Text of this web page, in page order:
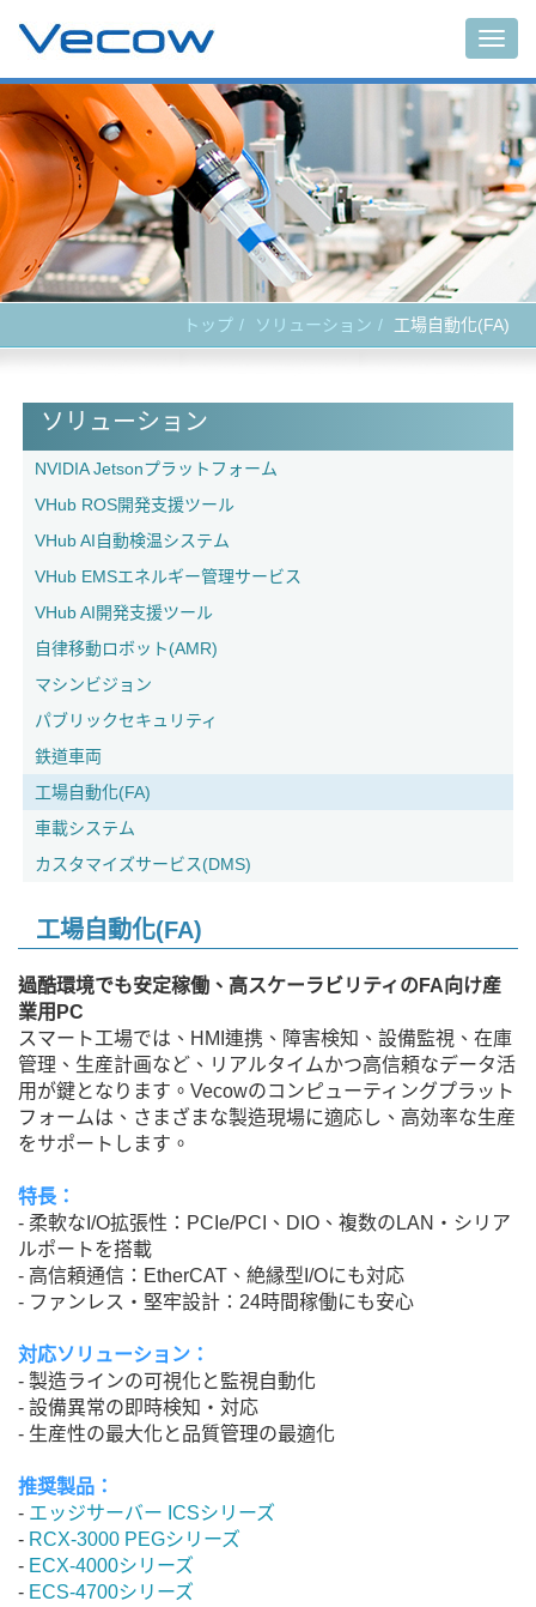
トップ ソリューション 工場自動化(FA)
ソリューション
NVIDIA Jetsonプラットフォーム
VHub ROS開発支援ツール
VHub AI自動検温システム
VHub EMSエネルギー管理サービス
VHub AI開発支援ツール
自律移動ロボット(AMR)
マシンビジョン
パブリックセキュリティ
鉄道車両
工場自動化(FA)
車載システム
カスタマイズサービス(DMS)
工場自動化(FA)
過酷環境でも安定稼働、高スケーラビリティのFA向け産
業用PC
スマート工場では、HMI連携、障害検知、設備監視、在庫
管理、生産計画など、リアルタイムかつ高信頼なデータ活
用が鍵となります。Vecowのコンピューティングプラット
フォームは、さまざまな製造現場に適応し、高効率な生産
をサポートします。
特長：
- 柔軟なI/O拡張性：PCIe/PCI、DIO、複数のLAN・シリア
ルポートを搭載
- 高信頼通信：EtherCAT、絶縁型I/Oにも対応
- ファンレス・堅牢設計：24時間稼働にも安心
対応ソリューション：
- 製造ラインの可視化と監視自動化
- 設備異常の即時検知・対応
- 生産性の最大化と品質管理の最適化
推奨製品：
- エッジサーバー ICSシリーズ
- RCX-3000 PEGシリーズ
- ECX-4000シリーズ
- ECS-4700シリーズ